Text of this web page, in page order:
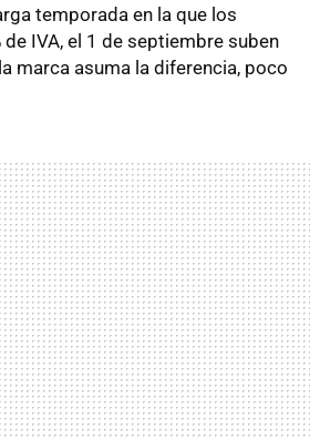
temporada en la que los
de IVA, el 1 de septiembre suben
marca asuma la diferencia, poco